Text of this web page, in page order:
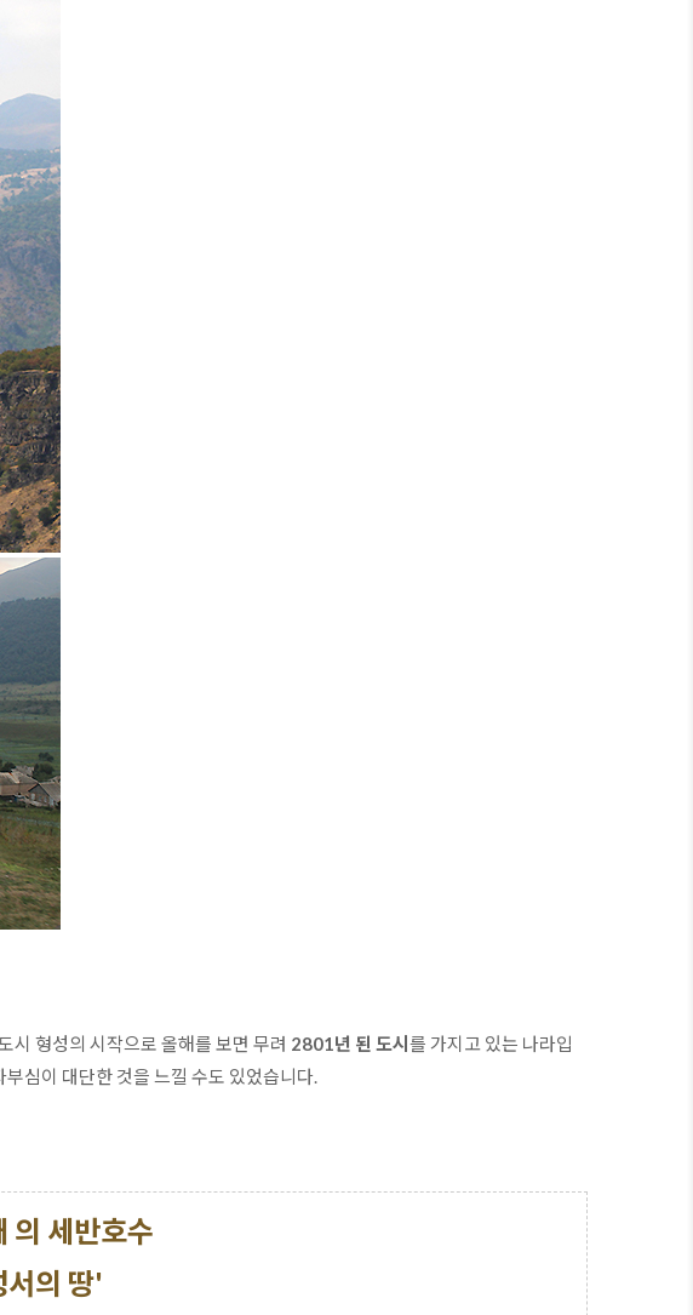
시 형성의 시작으로 올해를 보면 무려 2801년 된 도시 를 가지고 있는 나라입
심이 대단한 것을 느낄 수도 있었습니다.
의 세반호수
서의 땅'